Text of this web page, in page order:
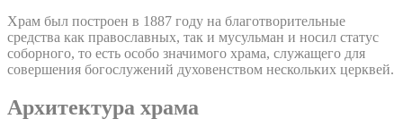
Храм был построен в 1887 году на благотворительные
средства как православных, так и мусульман и носил статус
соборного, то есть особо значимого храма, служащего для
совершения богослужений духовенством нескольких церквей.
Архитектура храма